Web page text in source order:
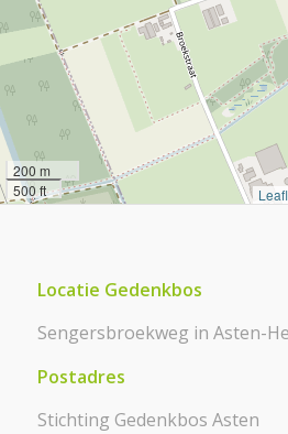
200 m
500 ft
Locatie Gedenkbos
Sengersbroekweg in Asten-
Postadres
Stichting Gedenkbos Asten